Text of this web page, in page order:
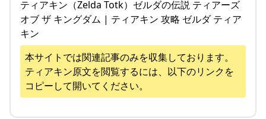
ティアキン（Zelda Totk）ゼルダの伝説 ティアーズ
オブ ザ キングダム | ティアキン 攻略 ゼルダ ティア
キン
本サイトでは関連記事のみを収集しております。
ティアキン原文を閲覧するには、以下のリンクを
コピーして開いてください。